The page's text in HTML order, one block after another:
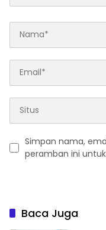
Simpan nama,
peramban ini
Baca Juga